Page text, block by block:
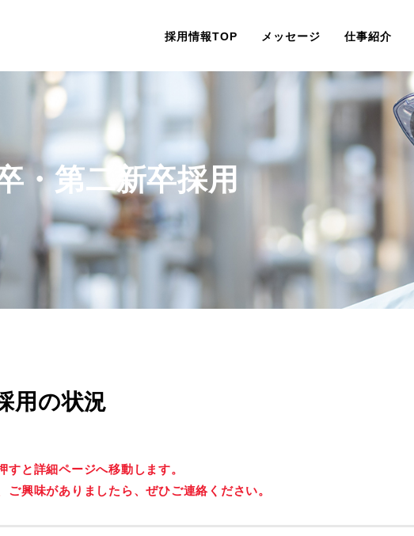
採用情報TOP メッセージ 仕事紹介
・第二新卒採用
用の状況
と詳細ページへ移動します。
興味がありましたら、ぜひご連絡ください。